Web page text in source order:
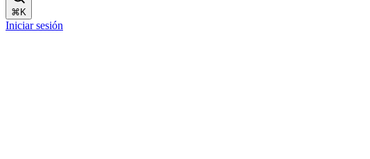
⌘ K
Iniciar sesión